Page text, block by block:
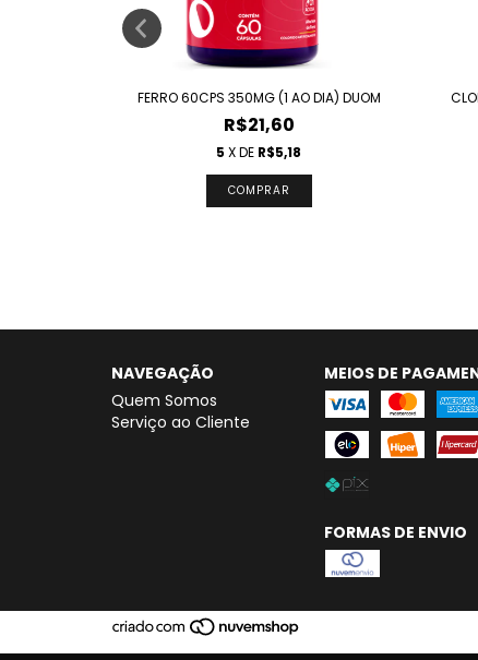
FERRO 60CPS 350MG (1 AO DIA) DUOM
R$21,60
5 X DE R$5,18
NAVEGAÇÃO
Quem Somos
Serviço ao Cliente
MEIOS DE
FORMAS DE ENVIO